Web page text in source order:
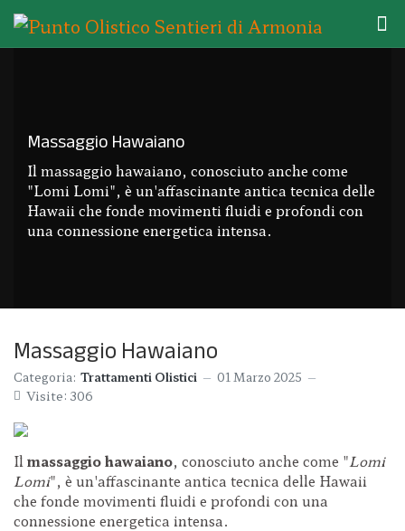
Massaggio Hawaiano
Il massaggio hawaiano, conosciuto anche come
"Lomi Lomi", è un'affascinante antica tecnica delle
Hawaii che fonde movimenti fluidi e profondi con
una connessione energetica intensa.
Massaggio Hawaiano
Categoria: Trattamenti Olistici
01 Marzo 2025
Visite: 306
Il massaggio hawaiano, conosciuto anche come "Lomi
Lomi", è un'affascinante antica tecnica delle Hawaii
che fonde movimenti fluidi e profondi con una
connessione energetica intensa.